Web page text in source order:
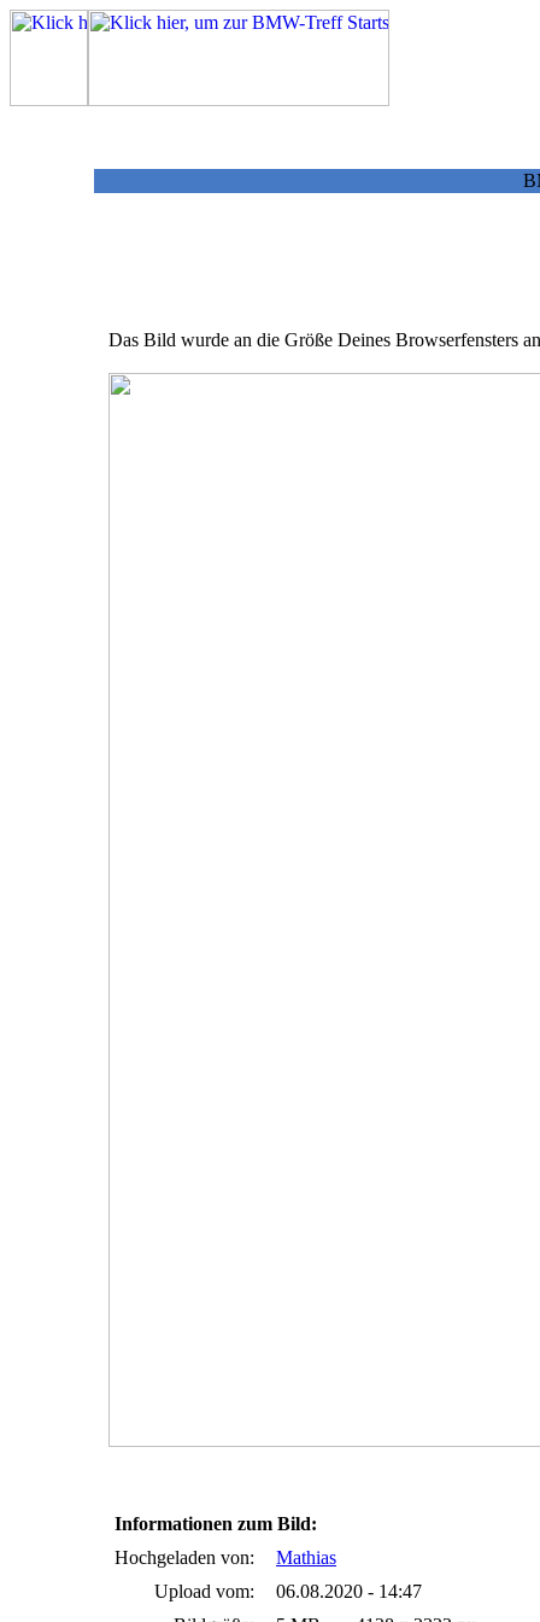
Das Bild wurde an die Größe Deines Browserfensters
Informationen zum Bild:
Hochgeladen von:
Mathias
Upload vom:
06.08.2020 - 14:47